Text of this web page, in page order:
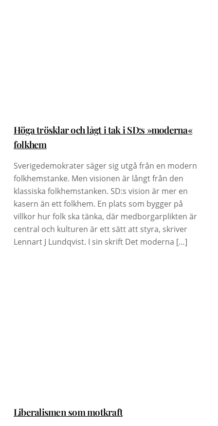
Höga trösklar och lågt i tak i SD:s »moderna«
folkhem
Sverigedemokrater säger sig utgå från en modern
folkhemstanke. Men visionen är långt från den
klassiska folkhemstanken. SD:s vision är mer en
kasern än ett folkhem. En plats som bygger på
villkor hur folk ska tänka, där medborgarplikten är
central och kulturen är ett sätt att styra, skriver
Lennart J Lundqvist. I sin skrift Det moderna […]
Liberalismen som motkraft